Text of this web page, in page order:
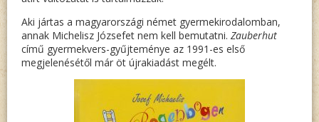
Aki jártas a magyarországi német gyermekirodalomban,
annak Michelisz Józsefet nem kell bemutatni. Zauberhut
című gyermekvers-gyűjteménye az 1991-es első
megjelenésétől már öt újrakiadást megélt.